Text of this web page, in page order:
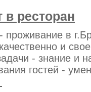
в ресторан
проживание в
и
- знание и
гостей -